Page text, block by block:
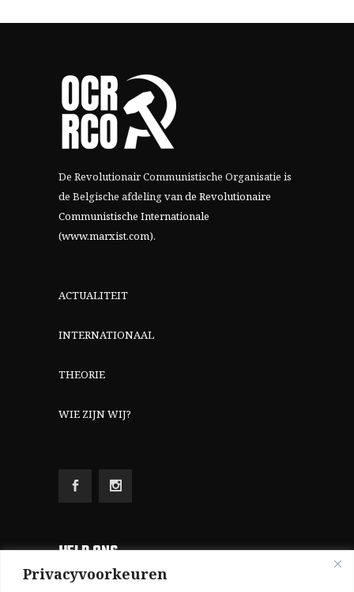
Privacyvoorkeuren
De Revolutionair Communistische Organisatie is
de Belgische afdeling vande Revolutionaire
Communistische Internationale
(www.marxist.com).
ACTUALITEIT
INTERNATIONAAL
THEORIE
WIE ZIJN WIJ?
HELP ONS